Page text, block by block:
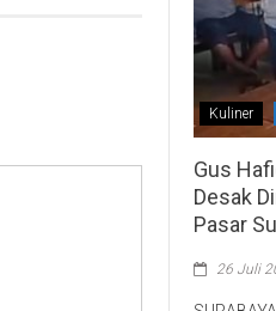
Kuliner
Gus
Desak
Pasar
26 Juli